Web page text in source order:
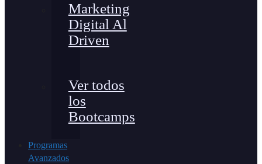
Marketing
Digital Al
Driven
Ver todos
los
Bootcamps
Programas
Avanzados